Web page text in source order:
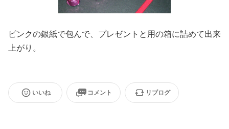
ピンクの銀紙で包んで、プレゼントと用の箱に詰めて出来
上がり。
いいね コメント リブログ